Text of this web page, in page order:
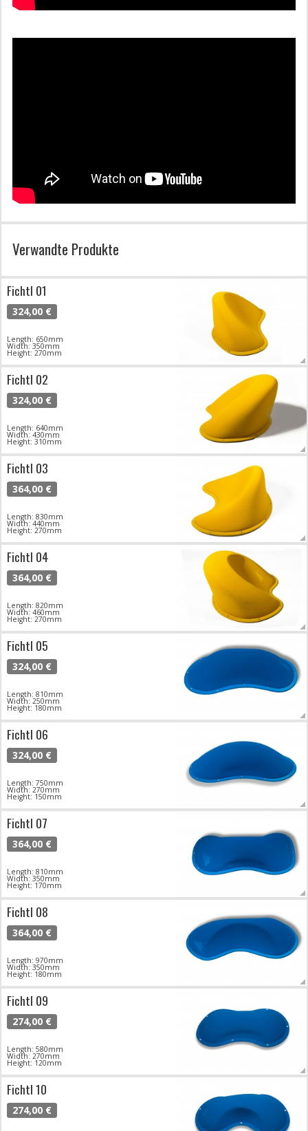
Verwandte Produkte
Fichtl 01
324,00 €
Length: 650mm
Width: 350mm
Height: 270mm
Fichtl 02
324,00 €
Length: 640mm
Width: 430mm
Height: 310mm
Fichtl 03
364,00 €
Length: 830mm
Width: 440mm
Height: 270mm
Fichtl 04
364,00 €
Length: 820mm
Width: 460mm
Height: 270mm
Fichtl 05
324,00 €
Length: 810mm
Width: 250mm
Height: 180mm
Fichtl 06
324,00 €
Length: 750mm
Width: 270mm
Height: 150mm
Fichtl 07
364,00 €
Length: 810mm
Width: 350mm
Height: 170mm
Fichtl 08
364,00 €
Length: 970mm
Width: 350mm
Height: 180mm
Fichtl 09
274,00 €
Length: 580mm
Width: 270mm
Height: 120mm
Fichtl 10
274,00 €